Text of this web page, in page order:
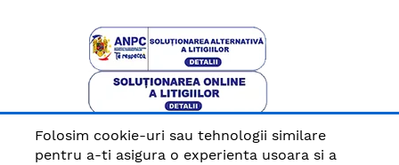
Plata sigura cu
Folosim cookie-uri sau tehnologii similare
pentru a-ti asigura o experienta usoara si a